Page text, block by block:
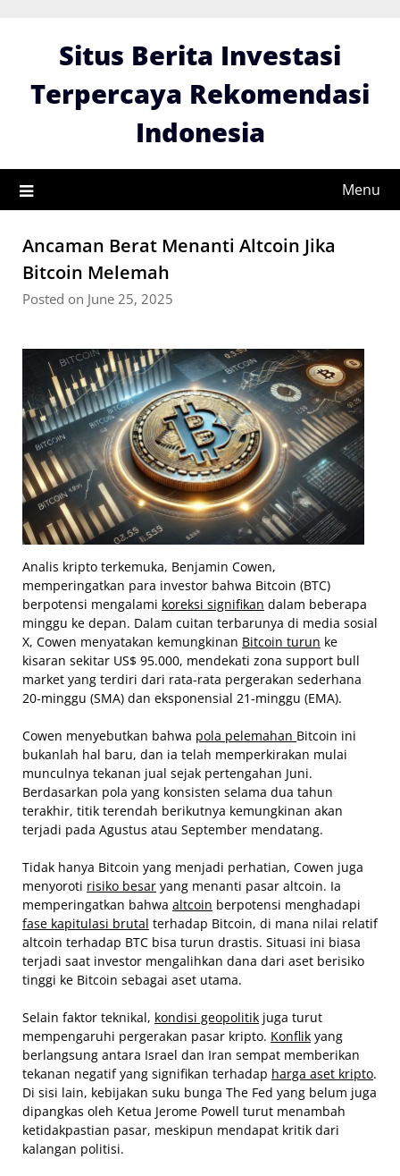
Situs Berita Investasi
Terpercaya Rekomendasi
Indonesia
Menu
Ancaman Berat Menanti Altcoin Jika
Bitcoin Melemah
Posted on June 25, 2025
Analis kripto terkemuka, Benjamin Cowen,
memperingatkan para investor bahwa Bitcoin (BTC)
berpotensi mengalami koreksi signifikan dalam beberapa
minggu ke depan. Dalam cuitan terbarunya di media sosial
X, Cowen menyatakan kemungkinan Bitcoin turun ke
kisaran sekitar US$ 95.000, mendekati zona support bull
market yang terdiri dari rata-rata pergerakan sederhana
20-minggu (SMA) dan eksponensial 21-minggu (EMA).
Cowen menyebutkan bahwa pola pelemahan Bitcoin ini
bukanlah hal baru, dan ia telah memperkirakan mulai
munculnya tekanan jual sejak pertengahan Juni.
Berdasarkan pola yang konsisten selama dua tahun
terakhir, titik terendah berikutnya kemungkinan akan
terjadi pada Agustus atau September mendatang.
Tidak hanya Bitcoin yang menjadi perhatian, Cowen juga
menyoroti risiko besar yang menanti pasar altcoin. Ia
memperingatkan bahwa altcoin berpotensi menghadapi
fase kapitulasi brutal terhadap Bitcoin, di mana nilai relatif
altcoin terhadap BTC bisa turun drastis. Situasi ini biasa
terjadi saat investor mengalihkan dana dari aset berisiko
tinggi ke Bitcoin sebagai aset utama.
Selain faktor teknikal, kondisi geopolitik juga turut
mempengaruhi pergerakan pasar kripto. Konflik yang
berlangsung antara Israel dan Iran sempat memberikan
tekanan negatif yang signifikan terhadap harga aset kripto.
Di sisi lain, kebijakan suku bunga The Fed yang belum juga
dipangkas oleh Ketua Jerome Powell turut menambah
ketidakpastian pasar, meskipun mendapat kritik dari
kalangan politisi.